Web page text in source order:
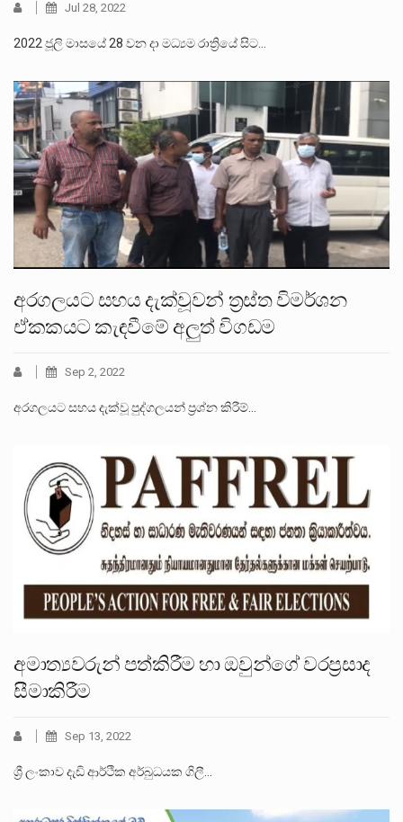
Jul 28, 2022
2022 ජූලි මාසයේ 28 වන දා මධ්‍යම රාත්‍රියේ සිට…
අරගලයට සහය දැක්වූවන් ත්‍රස්ත විමර්ශන
ඒකකයට කැඳවීමේ අලුත් විගඩම
Sep 2, 2022
අරගලයට සහය දැක්වූ පුද්ගලයන් ප්‍රශ්න කිරීම්…
අමාත්‍යවරුන් පත්කිරීම හා ඔවුන්ගේ වරප්‍රසාද
සීමාකිරීම
Sep 13, 2022
ශ්‍රී ලංකාව දැඩි ආර්ථික අර්බුධයක ගිලී…